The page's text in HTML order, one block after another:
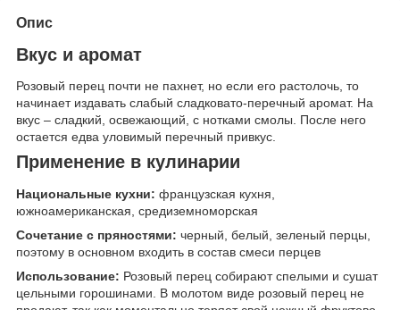
Опис
Вкус и аромат
Розовый перец почти не пахнет, но если его растолочь, то
начинает издавать слабый сладковато-перечный аромат. На
вкус – сладкий, освежающий, с нотками смолы. После него
остается едва уловимый перечный привкус.
Применение в кулинарии
Национальные кухни: французская кухня,
южноамериканская, средиземноморская
Сочетание с пряностями: черный, белый, зеленый перцы,
поэтому в основном входить в состав смеси перцев
Использование: Розовый перец собирают спелыми и сушат
цельными горошинами. В молотом виде розовый перец не